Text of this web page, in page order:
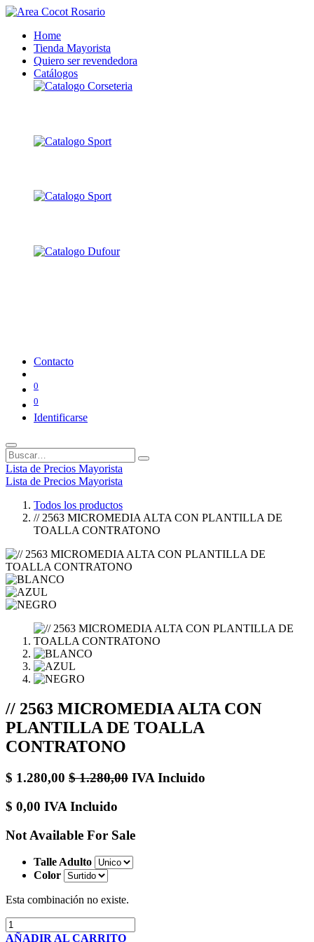
Home
Tienda Mayorista
Quiero ser revendedora
Catálogos
Contacto
0
0
Identificarse
Lista de Precios Mayorista
Lista de Precios Mayorista
Todos los productos
// 2563 MICROMEDIA ALTA CON PLANTILLA DE
TOALLA CONTRATONO
// 2563 MICROMEDIA ALTA CON
PLANTILLA DE TOALLA
CONTRATONO
$ 1.280,00 $1.280,00 IVA Incluido
$ 0,00 IVA Incluido
Not Available For Sale
Talle Adulto
Color
Esta combinación no existe.
AÑADIR AL CARRITO